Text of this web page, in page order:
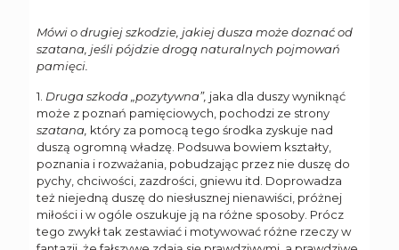
Mówi o drugiej szkodzie, jakiej dusza może doznać od
szatana, jeśli pójdzie drogą naturalnych pojmowań
pamięci.
1. Druga szkoda „pozytywna”, jaka dla duszy wyniknąć
może z poznań pamięciowych, pochodzi ze strony
szatana, który za pomocą tego środka zyskuje nad
duszą ogromną władzę. Podsuwa bowiem kształty,
poznania i rozważania, pobudzając przez nie duszę do
pychy, chciwości, zazdrości, gniewu itd. Doprowadza
też niejedną duszę do niesłusznej nienawiści, próżnej
miłości i w ogóle oszukuje ją na różne sposoby. Prócz
tego zwykł tak zestawiać i motywować różne rzeczy w